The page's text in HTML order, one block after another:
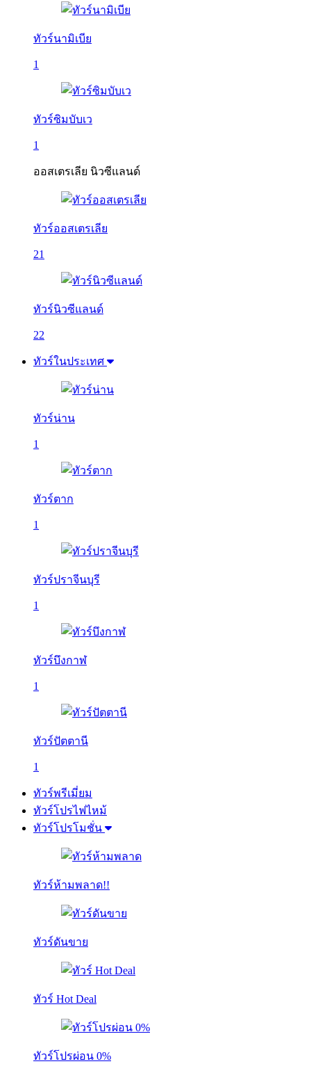
ทัวร์นามิเบีย
1
ทัวร์ซิมบับเว
1
ออสเตรเลีย นิวซีแลนด์
ทัวร์ออสเตรเลีย
21
ทัวร์นิวซีแลนด์
22
ทัวร์ในประเทศ
ทัวร์น่าน
1
ทัวร์ตาก
1
ทัวร์ปราจีนบุรี
1
ทัวร์บึงกาฬ
1
ทัวร์ปัตตานี
1
ทัวร์พรีเมี่ยม
ทัวร์โปรไฟไหม้
ทัวร์โปรโมชั่น
ทัวร์ห้ามพลาด!!
ทัวร์ดันขาย
ทัวร์ Hot Deal
ทัวร์โปรผ่อน 0%